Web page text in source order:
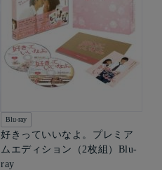
Blu-ray
好きっていいなよ。プレミア
ムエディション（2枚組）Blu-
ray